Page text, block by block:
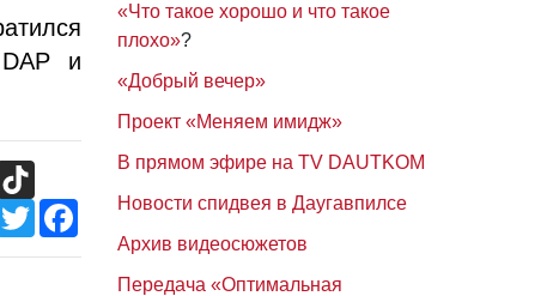
и
TikTok
TwitterFacebook
«Что такое хорошо и что такое
плохо»?
«Добрый вечер»
Проект «Меняем имидж»
В прямом эфире на TV DAUTKOM
Новости спидвея в Даугавпилсе
Архив видеосюжетов
Передача «Оптимальная